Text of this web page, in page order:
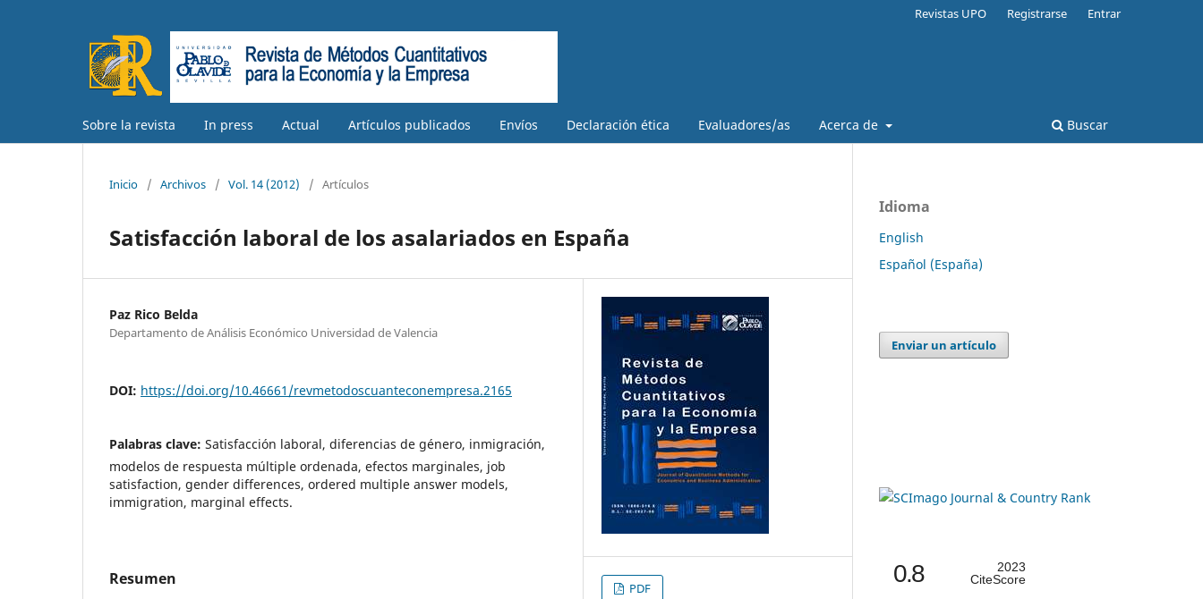
Sobre la revista In press Actual Artículos publicados Envíos Declaración ética Evaluadores/as Acerca de Buscar
Revistas UPO Registrarse Entrar
Inicio / Archivos / Vol. 14 (2012) / Artículos
Satisfacción laboral de los asalariados en España
Paz Rico Belda
Departamento de Análisis Económico Universidad de Valencia
DOI: https://doi.org/10.46661/revmetodoscuanteconempresa.2165
Palabras clave: Satisfacción laboral, diferencias de género, inmigración,
modelos de respuesta múltiple ordenada, efectos marginales, job
satisfaction, gender differences, ordered multiple answer models,
immigration, marginal effects.
Resumen
PDF
Idioma
English
Español (España)
Enviar un artículo
0.8
2023
CiteScore